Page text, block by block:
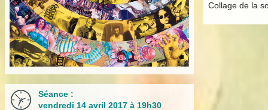
Séance :
vendredi 14 avril 2017 à 19h30
Collage de la